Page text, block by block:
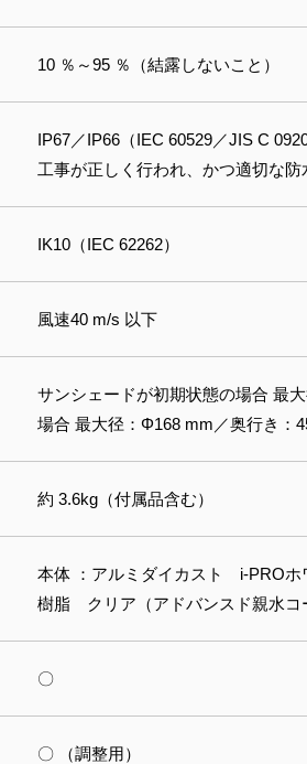
10 ％～95 ％（結露しないこと）
IP67／IP66（IEC 60529／JIS C
工事が正しく行われ、かつ適切な防
IK10（IEC 62262）
風速40 m/s 以下
サンシェードが初期状態の場合 最
場合 最大径：Φ168 mm／奥行き：
約 3.6kg（付属品含む）
本体 ：アルミダイカスト i-PROホ
樹脂 クリア（アドバンスド親水コ
〇
〇 （調整用）